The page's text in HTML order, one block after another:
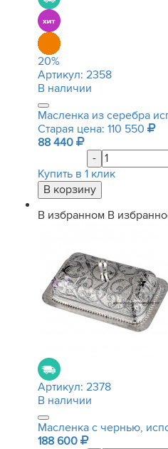
20%
Артикул: 2358
В наличии
Масленка из серебра
Старая цена: 110 550
88 440
-
Купить в 1 клик
В избранном В
Артикул: 2378
В наличии
Масленка с чернью,
188 600